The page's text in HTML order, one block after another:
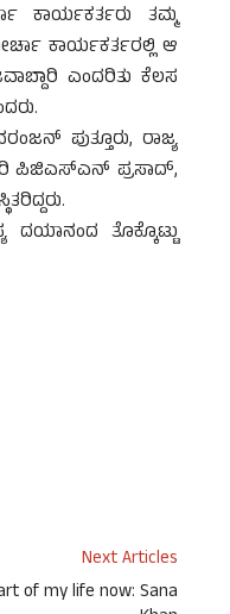
ಕಾರ್ಯಕರ್ತರು ತಮ್ಮ
ಕಾರ್ಯಕರ್ತರಲ್ಲಿ ಆ
ಎಂದರಿತು ಕೆಲಸ
ಪುತ್ತೂರು, ರಾಜ್ಯ
ಪಿಜಿಎಸ್‌ಎನ್ ಪ್ರಸಾದ್,
ತೊಕ್ಕೊಟ್ಟು
Next Articles
of my life now: Sana